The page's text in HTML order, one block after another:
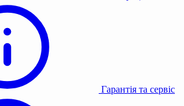
Гарантія та сервіс